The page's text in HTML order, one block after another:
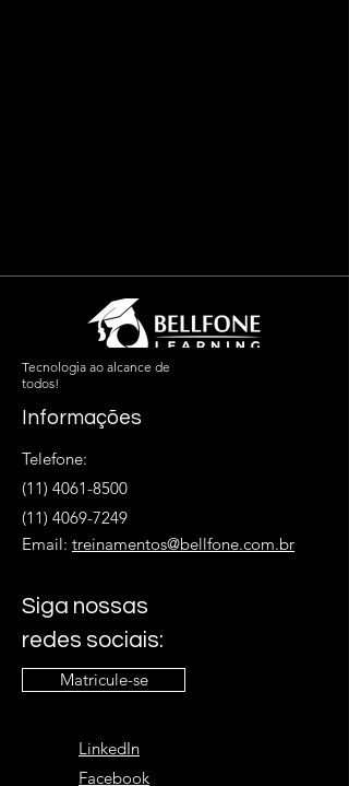
Tecnologia ao alcance de
todos!
Informações
Telefone:
(11) 4061-8500
(11) 4069-7249
Email: treinamentos@bellfone.com.br
Siga nossas
redes sociais:
Matricule-se
LinkedIn
Facebook